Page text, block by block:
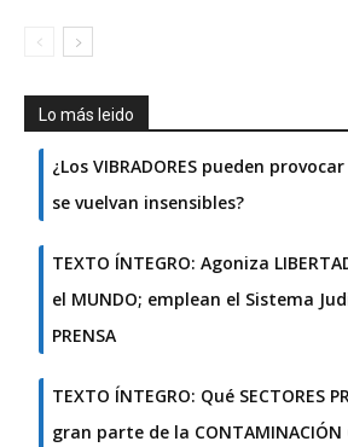
Lo más leido
¿Los VIBRADORES pueden
se vuelvan insensibles?
TEXTO ÍNTEGRO: Agoniza
el MUNDO; emplean el Sistema
PRENSA
TEXTO ÍNTEGRO: Qué SECTORES
gran parte de la CONTAMINACIÓN